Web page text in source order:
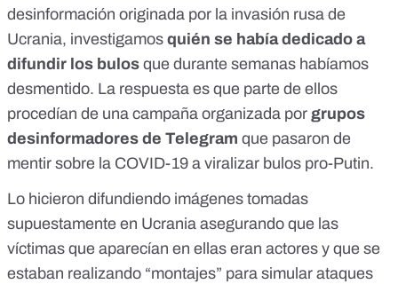
desinformación originada por la invasión rusa de
Ucrania, investigamos quién se había dedicado a
difundir los bulos que durante semanas habíamos
desmentido. La respuesta es que parte de ellos
procedían de una campaña organizada por grupos
desinformadores de Telegram que pasaron de
mentir sobre la COVID-19 a viralizar bulos pro-Putin.
Lo hicieron difundiendo imágenes tomadas
supuestamente en Ucrania asegurando que las
víctimas que aparecían en ellas eran actores y que se
estaban realizando “montajes” para simular ataques